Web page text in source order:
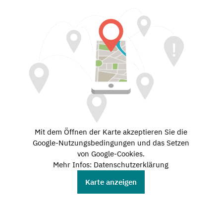
Mit dem Öffnen der Karte akzeptieren Sie die
Google-Nutzungsbedingungen und das Setzen
von Google-Cookies.
Mehr Infos: Datenschutzerklärung
Karte anzeigen